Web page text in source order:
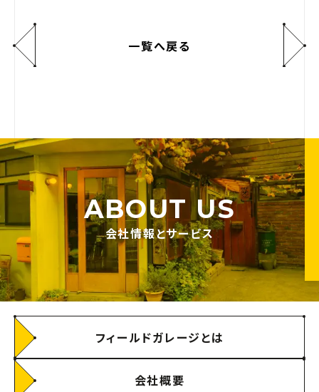
一覧へ戻る
ABOUT US
会社情報とサービス
フィールドガレージとは
会社概要